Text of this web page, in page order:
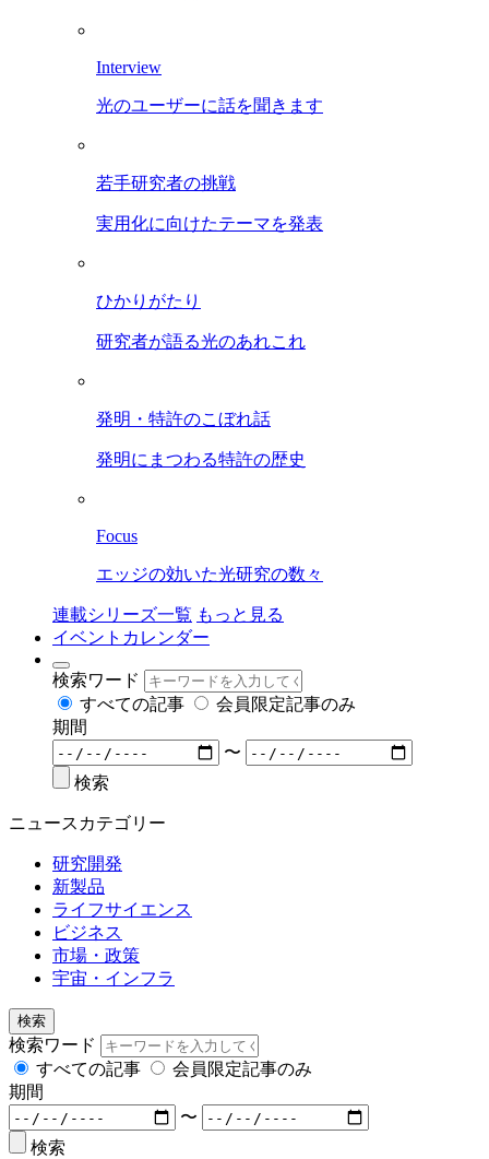
Interview
光のユーザーに話を聞きます
若手研究者の挑戦
実用化に向けたテーマを発表
ひかりがたり
研究者が語る光のあれこれ
発明・特許のこぼれ話
発明にまつわる特許の歴史
Focus
エッジの効いた光研究の数々
連載シリーズ一覧 もっと見る
イベントカレンダー
検索ワード
すべての記事
会員限定記事のみ
期間
〜
検索
ニュースカテゴリー
研究開発
新製品
ライフサイエンス
ビジネス
市場・政策
宇宙・インフラ
検索
検索ワード
すべての記事
会員限定記事のみ
期間
〜
検索